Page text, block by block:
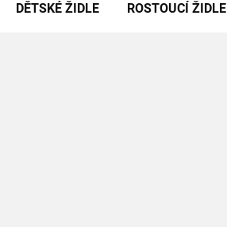
DĚTSKÉ ŽIDLE ROSTOUCÍ ŽIDLE